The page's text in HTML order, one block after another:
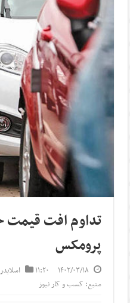
پرومکس
۱۴۰۲/۰۳/۱۸ ۱۱:۲۰ اسلایدر
منبع: کسب و کار نیوز